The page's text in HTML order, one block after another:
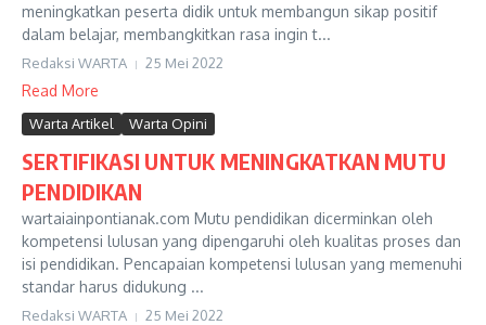
meningkatkan peserta didik untuk membangun sikap positif
dalam belajar, membangkitkan rasa ingin t...
Redaksi WARTA 25 Mei 2022
Read More
Warta Artikel Warta Opini
SERTIFIKASI UNTUK MENINGKATKAN MUTU
PENDIDIKAN
wartaiainpontianak.com Mutu pendidikan dicerminkan oleh
kompetensi lulusan yang dipengaruhi oleh kualitas proses dan
isi pendidikan. Pencapaian kompetensi lulusan yang memenuhi
standar harus didukung ...
Redaksi WARTA 25 Mei 2022